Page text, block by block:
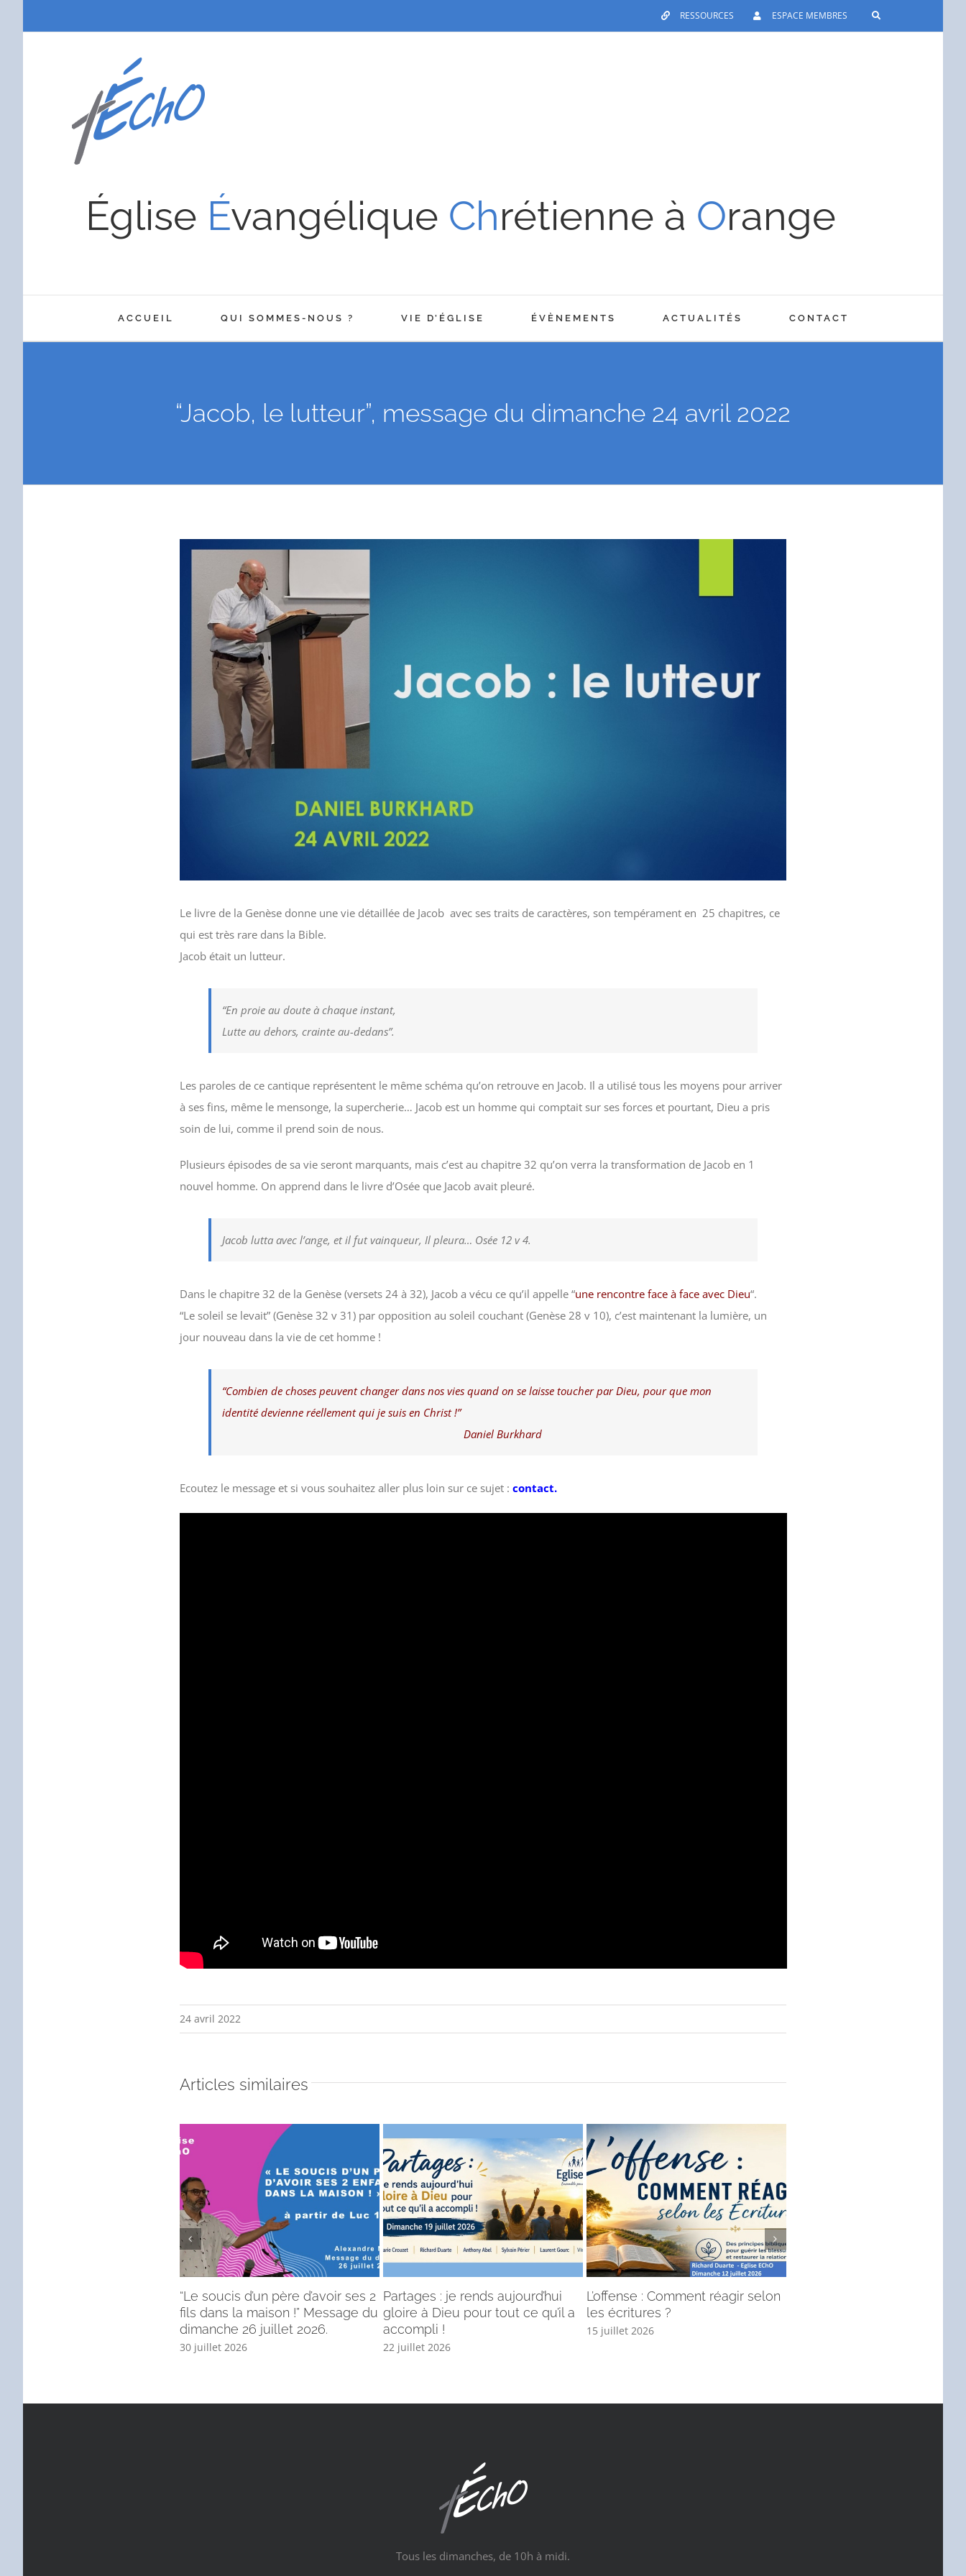
RESSOURCES ESPACE MEMBRES
Église Évangélique Chrétienne à Orange
ACCUEIL QUI SOMMES-NOUS ? VIE D’ÉGLISE ÉVÈNEMENTS ACTUALITÉS CONTACT
“Jacob, le lutteur”, message du dimanche 24 avril 2022
Voir
agrandie
Le livre de la Genèse donne une vie détaillée de Jacob avec ses traits de caractères, son tempérament en 25 chapitres, ce
qui est très rare dans la Bible.
Jacob était un lutteur.
“En proie au doute à chaque instant,
Lutte au dehors, crainte au-dedans”.
Les paroles de ce cantique représentent le même schéma qu’on retrouve en Jacob. Il a utilisé tous les moyens pour arriver
à ses fins, même le mensonge, la supercherie… Jacob est un homme qui comptait sur ses forces et pourtant, Dieu a pris
soin de lui, comme il prend soin de nous.
Plusieurs épisodes de sa vie seront marquants, mais c’est au chapitre 32 qu’on verra la transformation de Jacob en 1
nouvel homme. On apprend dans le livre d’Osée que Jacob avait pleuré.
Jacob lutta avec l’ange, et il fut vainqueur, Il pleura… Osée 12 v 4.
Dans le chapitre 32 de la Genèse (versets 24 à 32), Jacob a vécu ce qu’il appelle “une rencontre face à face avec Dieu“.
“Le soleil se levait” (Genèse 32 v 31) par opposition au soleil couchant (Genèse 28 v 10), c’est maintenant la lumière, un
jour nouveau dans la vie de cet homme !
“Combien de choses peuvent changer dans nos vies quand on se laisse toucher par Dieu, pour que mon
identité devienne réellement qui je suis en Christ !”
Daniel Burkhard
Ecoutez le message et si vous souhaitez aller plus loin sur ce sujet : contact.
24 avril 2022
Articles similaires
“Le soucis d’un père d’avoir ses 2
fils dans la maison !” Message du
dimanche 26 juillet 2026.
30 juillet 2026
Partages : je rends aujourd’hui
gloire à Dieu pour tout ce qu’il a
accompli !
22 juillet 2026
L’offense : Comment réagir selon
les écritures ?
15 juillet 2026
Tous les dimanches, de 10h à midi.